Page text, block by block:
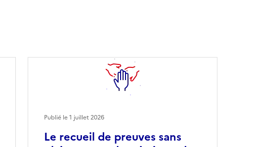
Le recueil de preuves sans
Publié le1 juillet 2026